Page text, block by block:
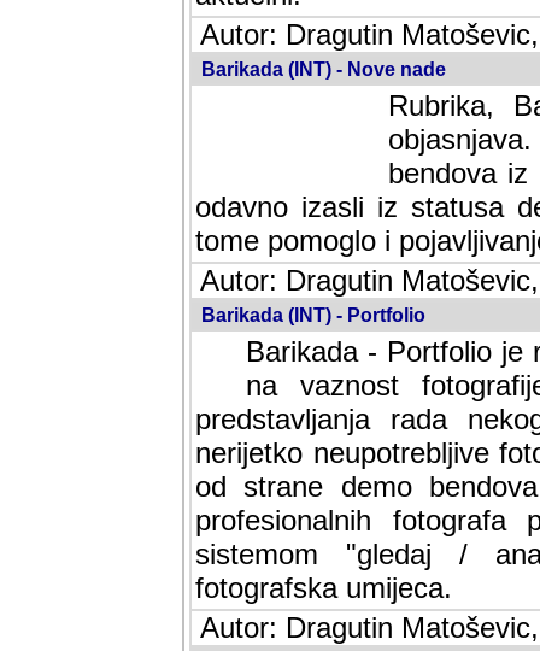
Autor: Dragutin
Barikada (INT) - Nove nade
Rubrika,
bendova
odavno izasli iz statusa
tome pomoglo i
Autor: Dragutin
Barikada (INT) - Portfolio
Barikada - Portfolio je
na vaznost
predstavljanja rada
nerijetko neupotrebljive
od strane demo
profesionalnih fotografa
sistemom "gledaj /
fotografska umijeca.
Autor: Dragutin